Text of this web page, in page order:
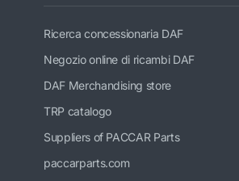
Ricerca concessionaria DAF
Negozio online di ricambi DAF
DAF Merchandising store
TRP catalogo
Suppliers of PACCAR Parts
paccarparts.com